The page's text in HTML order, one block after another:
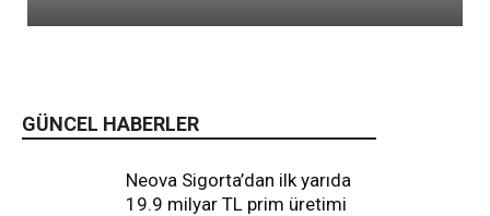
GÜNCEL HABERLER
Neova Sigorta’dan ilk yarıda
19.9 milyar TL prim üretimi